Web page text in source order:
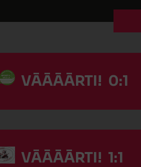
VĀĀĀĀRTI! 0:1
VĀĀĀĀRTI! 1:1